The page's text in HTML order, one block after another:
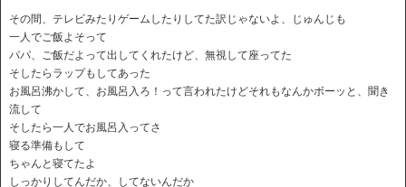
その間、テレビみたりゲームしたりしてた訳じゃないよ、じゅんじも
一人でご飯よそって
パパ、ご飯だよって出してくれたけど、無視して座ってた
そしたらラップもしてあった
お風呂沸かして、お風呂入ろ！って言われたけどそれもなんかボーッと、聞き
流して
そしたら一人でお風呂入ってさ
寝る準備もして
ちゃんと寝てたよ
しっかりしてんだか、してないんだか